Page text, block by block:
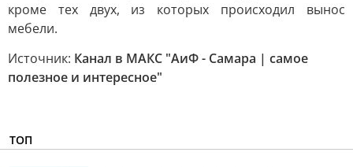
кроме тех двух, из которых происходил вынос
мебели.
Источник: Канал в МАКС "АиФ - Самара | самое
полезное и интересное"
ТОП